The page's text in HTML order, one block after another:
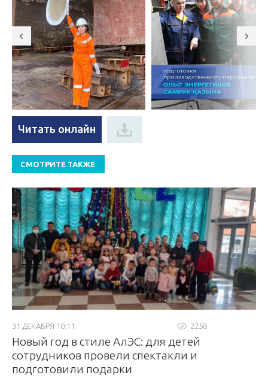
Читать онлайн
СМОТРИТЕ ТАКЖЕ
2258
31 ДЕКАБРЯ 10:11
Новый год в стиле АлЭС: для детей
сотрудников провели спектакли и
подготовили подарки